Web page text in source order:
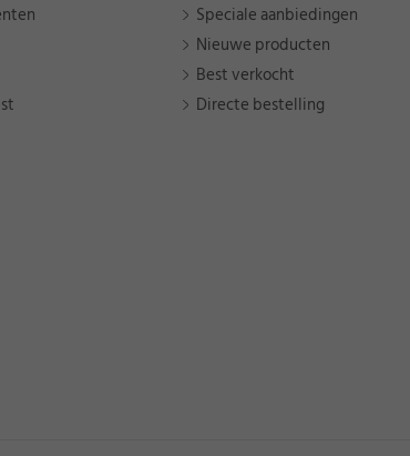
Speciale aanbiedingen
Nieuwe producten
Best verkocht
Directe bestelling